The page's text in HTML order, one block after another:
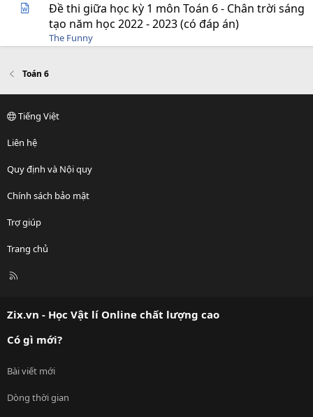
Đề thi giữa học kỳ 1 môn Toán 6 - Chân trời sáng
tạo năm học 2022 - 2023 (có đáp án)
The Funny
Toán 6
Tiếng Việt
Liên hệ
Quy định và Nội quy
Chính sách bảo mật
Trợ giúp
Trang chủ
R
Zix.vn - Học Vật lí Online chất lượng cao
Có gì mới?
Bài viết mới
Dòng thời gian